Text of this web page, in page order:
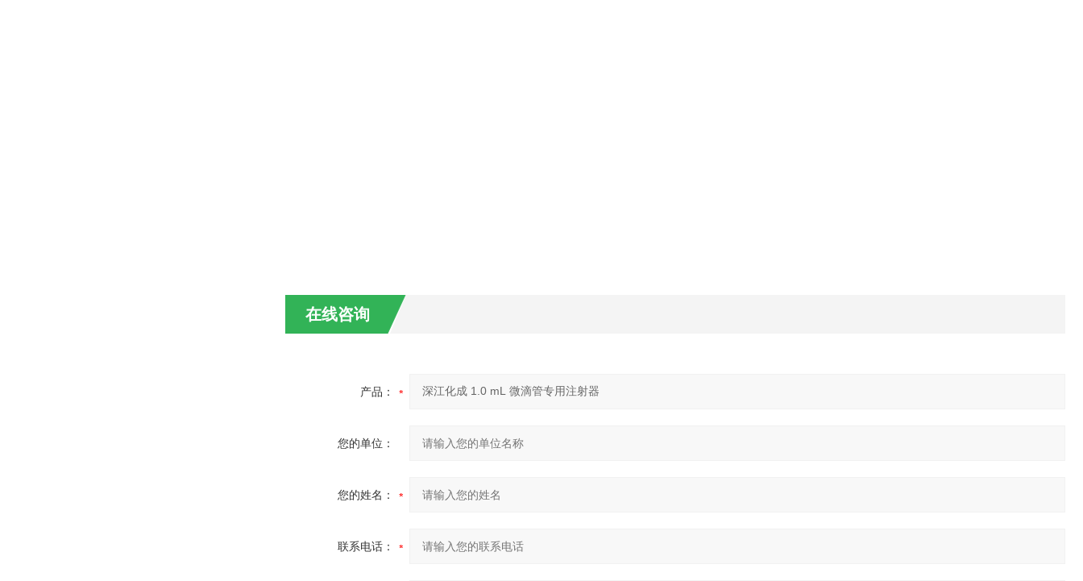
在线咨询
产品：
您的单位：
您的姓名：
联系电话：